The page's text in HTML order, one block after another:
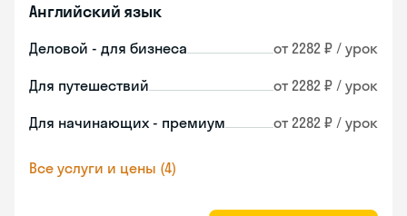
Английский язык
Деловой - для бизнеса от 2282 ₽ / урок
Для путешествий от 2282 ₽ / урок
Для начинающих - премиум от 2282 ₽ / урок
Все услуги и цены (4)